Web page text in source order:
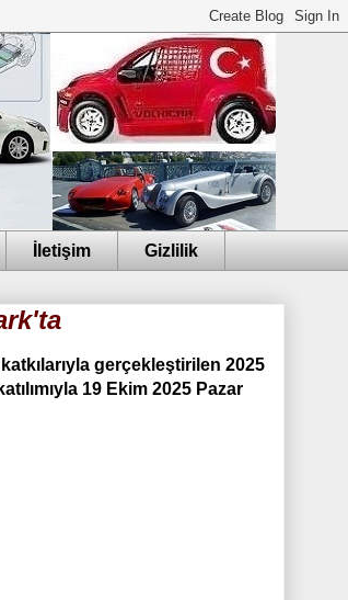
İletişim Gizlilik
gerçekleştirilen 2025
19 Ekim 2025 Pazar